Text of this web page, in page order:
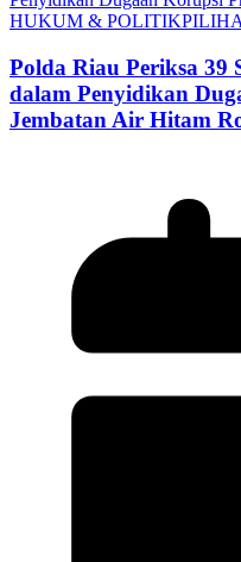
HUKUM & POLITIK
Polda Riau Periksa 39
dalam Penyidikan
Jembatan Air Hitam